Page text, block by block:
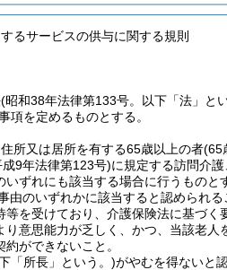
るサービスの供与に関する規則
(昭和38年法律第133号。以下「法」と
項を定めるものとする。
所又は居所を有する65歳以上の者(65
成9年法律第123号)に規定する訪問介
いずれにも該当する場合に行うものと
由のいずれかに該当すると認められる
等を受けており、介護保険法に基づ
り意思能力が乏しく、かつ、当該老
ができないこと。
「所長」という。)がやむを得ないと